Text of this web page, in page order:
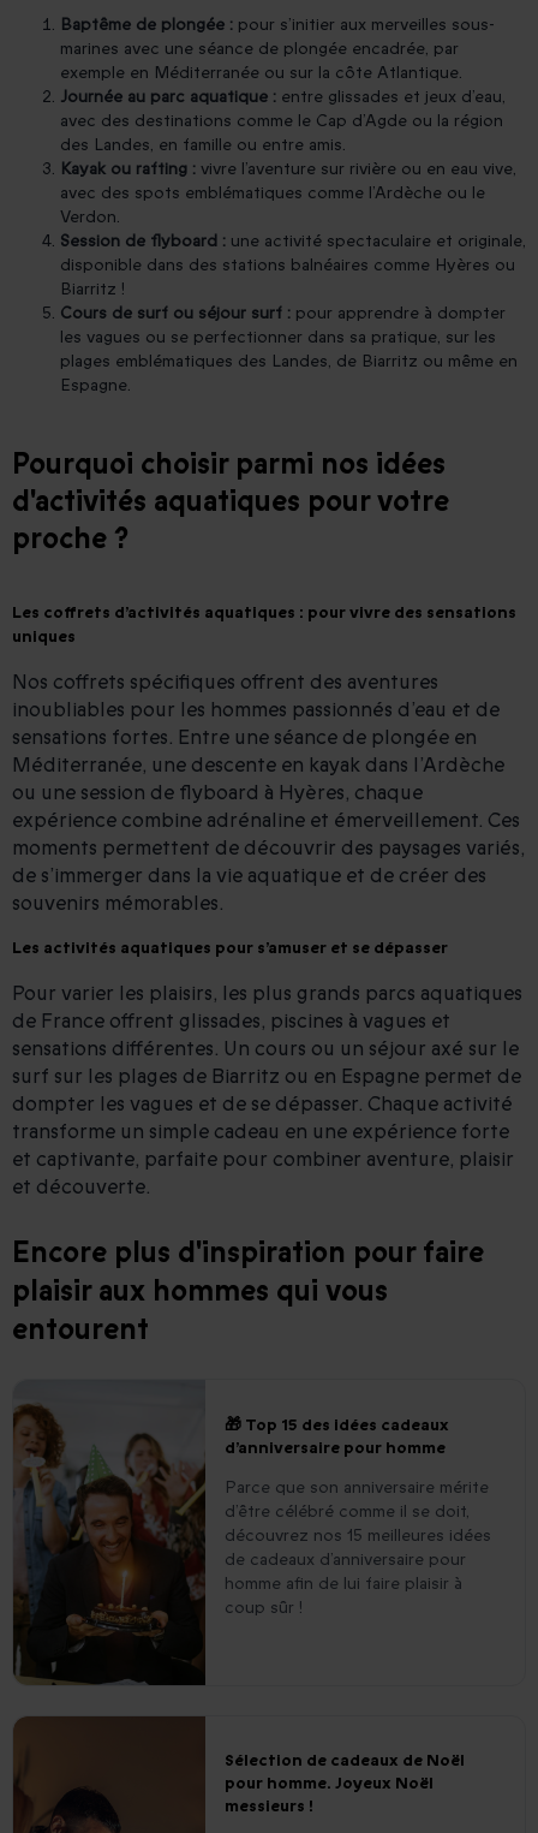
Baptême de plongée : pour s’initier aux merveilles sous-
marines avec une séance de plongée encadrée, par
exemple en Méditerranée ou sur la côte Atlantique.
Journée au parc aquatique : entre glissades et jeux d’eau,
avec des destinations comme le Cap d’Agde ou la région
des Landes, en famille ou entre amis.
Kayak ou rafting : vivre l’aventure sur rivière ou en eau vive,
avec des spots emblématiques comme l’Ardèche ou le
Verdon.
Session de flyboard : une activité spectaculaire et originale,
disponible dans des stations balnéaires comme Hyères ou
Biarritz !
Cours de surf ou séjour surf : pour apprendre à dompter
les vagues ou se perfectionner dans sa pratique, sur les
plages emblématiques des Landes, de Biarritz ou même en
Espagne.
Pourquoi choisir parmi nos idées
d'activités aquatiques pour votre
proche ?
Les coffrets d’activités aquatiques : pour vivre des sensations
uniques
Nos coffrets spécifiques offrent des aventures
inoubliables pour les hommes passionnés d’eau et de
sensations fortes. Entre une séance de plongée en
Méditerranée, une descente en kayak dans l’Ardèche
ou une session de flyboard à Hyères, chaque
expérience combine adrénaline et émerveillement. Ces
moments permettent de découvrir des paysages variés,
de s’immerger dans la vie aquatique et de créer des
souvenirs mémorables.
Les activités aquatiques pour s’amuser et se dépasser
Pour varier les plaisirs, les plus grands parcs aquatiques
de France offrent glissades, piscines à vagues et
sensations différentes. Un cours ou un séjour axé sur le
surf sur les plages de Biarritz ou en Espagne permet de
dompter les vagues et de se dépasser. Chaque activité
transforme un simple cadeau en une expérience forte
et captivante, parfaite pour combiner aventure, plaisir
et découverte.
Encore plus d'inspiration pour faire
plaisir aux hommes qui vous
entourent
🎁 Top 15 des idées cadeaux
d’anniversaire pour homme
Parce que son anniversaire mérite
d’être célébré comme il se doit,
découvrez nos 15 meilleures idées
de cadeaux d’anniversaire pour
homme afin de lui faire plaisir à
coup sûr !
Sélection de cadeaux de Noël
pour homme. Joyeux Noël
messieurs !